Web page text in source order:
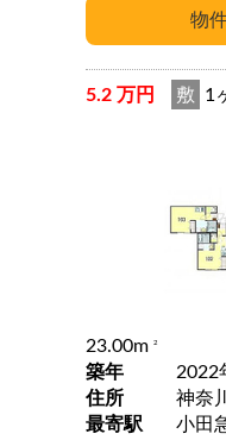
5.2 万円 敷 1
23.00m 2
築年
2022
住所
神奈
最寄駅
小田